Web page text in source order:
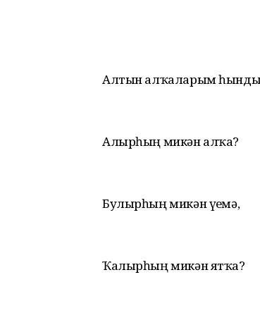
Алтын алҡаларым
Алырһың микән алҡа?
Булырһың микән үҙемә,
Ҡалырһың микән ятҡа?